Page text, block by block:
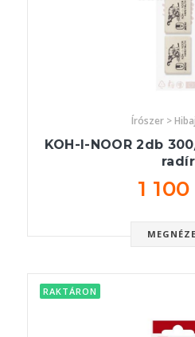
Írószer >
KOH-I-NOOR 2db
radír
1
RAKTÁRON